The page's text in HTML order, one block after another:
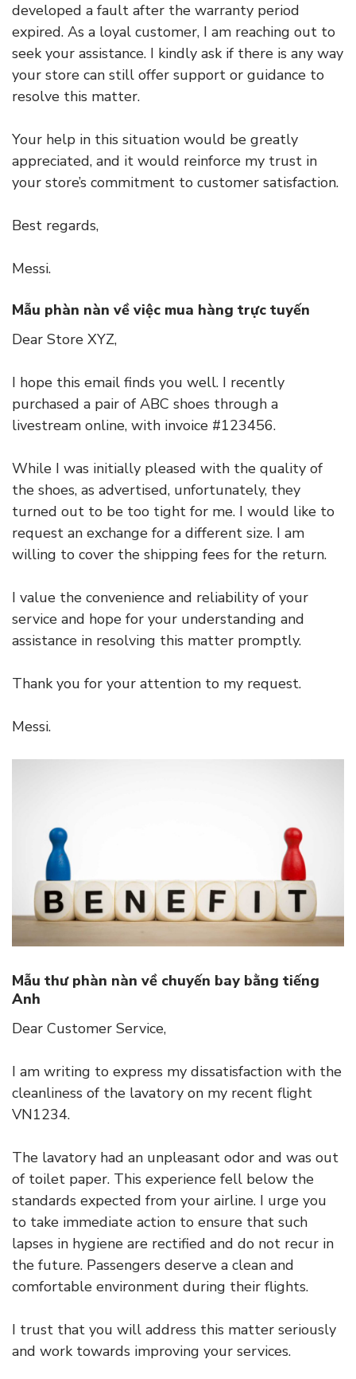
developed a fault after the warranty period
expired. As a loyal customer, I am reaching out to
seek your assistance. I kindly ask if there is any way
your store can still offer support or guidance to
resolve this matter.
Your help in this situation would be greatly
appreciated, and it would reinforce my trust in
your store’s commitment to customer satisfaction.
Best regards,
Messi.
Mẫu phàn nàn về việc mua hàng trực tuyến
Dear Store XYZ,
I hope this email finds you well. I recently
purchased a pair of ABC shoes through a
livestream online, with invoice #123456.
While I was initially pleased with the quality of
the shoes, as advertised, unfortunately, they
turned out to be too tight for me. I would like to
request an exchange for a different size. I am
willing to cover the shipping fees for the return.
I value the convenience and reliability of your
service and hope for your understanding and
assistance in resolving this matter promptly.
Thank you for your attention to my request.
Messi.
Mẫu thư phàn nàn về chuyến bay bằng tiếng
Anh
Dear Customer Service,
I am writing to express my dissatisfaction with the
cleanliness of the lavatory on my recent flight
VN1234.
The lavatory had an unpleasant odor and was out
of toilet paper. This experience fell below the
standards expected from your airline. I urge you
to take immediate action to ensure that such
lapses in hygiene are rectified and do not recur in
the future. Passengers deserve a clean and
comfortable environment during their flights.
I trust that you will address this matter seriously
and work towards improving your services.